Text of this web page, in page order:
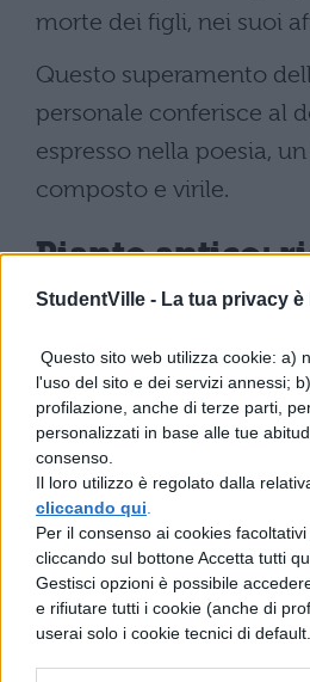
StudentVille - La tua privacy
Questo sito web utilizza cookie: a)
l'uso del sito e dei servizi annessi;
profilazione, anche di terze parti,
personalizzati in base alle tue
consenso.
Il loro utilizzo è regolato dalla
cliccando qui
Per il consenso ai cookies
cliccando sul bottone Accetta tutti
Gestisci opzioni è possibile
e rifiutare tutti i cookie (anche di
userai solo i cookie tecnici di default.
morte dei figli, nei suoi
Questo superamento
personale conferisce al
espresso nella poesia,
composto e virile.
Pianto antico:
È giugno, il melograno
della casa del poeta si è
di fiori vermigli, avvolto
calore della primavera.
poeta, invece, e per tutti
sonno della morte è